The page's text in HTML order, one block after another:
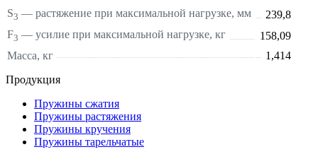
S3 — растяжение при максимальной нагрузке, мм
239,8
F3 — усилие при максимальной нагрузке, кг
158,09
Масса, кг
1,414
Продукция
Пружины сжатия
Пружины растяжения
Пружины кручения
Пружины тарельчатые